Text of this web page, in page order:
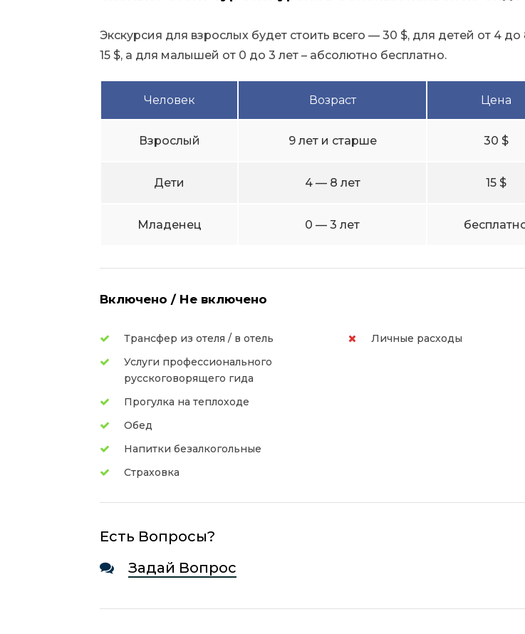
Экскурсия для взрослых будет стоить всего — 30 $, для детей от 4 до
15 $, а для малышей от 0 до 3 лет – абсолютно бесплатно.
Человек Возраст Цена
Взрослый 9 лет и старше 30 $
Дети 4 — 8 лет 15 $
Младенец 0 — 3 лет
Включено / Не включено
Трансфер из отеля / в отель
Услуги профессионального
русскоговорящего гида
Прогулка на теплоходе
Обед
Напитки безалкогольные
Страховка
Личные расходы
Есть Вопросы?
Задай Вопрос